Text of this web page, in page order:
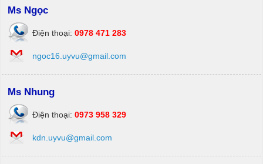
Ms Ngọc
Điện thoại: 0978 471 283
ngoc16.uyvu@gmail.com
Ms Nhung
Điện thoại: 0973 958 329
kdn.uyvu@gmail.com